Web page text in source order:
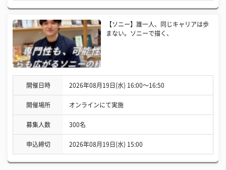
【ソニー】誰一人、同じキャリアは歩
まない。ソニーで描く、
開催日時 2026年08月19日(水) 16:00〜16:50
開催場所 オンラインにて実施
募集人数 300名
申込締切 2026年08月19日(水) 15:00